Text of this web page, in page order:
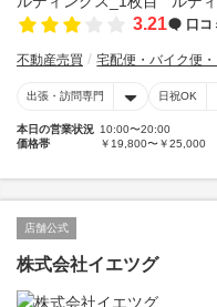
3.21 口コ
不動産売買 宅配便・バイク便
出張・訪問専門 日祝OK
本日の営業状況 10:00〜20:00
価格帯
￥19,800〜￥25,000
店舗公式
株式会社イエツグ